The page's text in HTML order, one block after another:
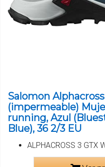
Salomon
(impermeable)
running, Azul
Blue), 36 2/3 EU
ALPHACROSS 3 GTX